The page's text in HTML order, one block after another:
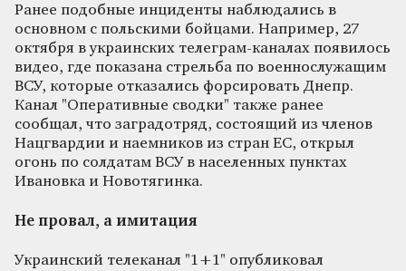
Ранее подобные инциденты наблюдались в
основном с польскими бойцами. Например, 27
октября в украинских телеграм-каналах появилось
видео, где показана стрельба по военнослужащим
ВСУ, которые отказались форсировать Днепр.
Канал "Оперативные сводки" также ранее
сообщал, что заградотряд, состоящий из членов
Нацгвардии и наемников из стран ЕС, открыл
огонь по солдатам ВСУ в населенных пунктах
Ивановка и Новотягинка.
Не провал, а имитация
Украинский телеканал "1+1" опубликовал